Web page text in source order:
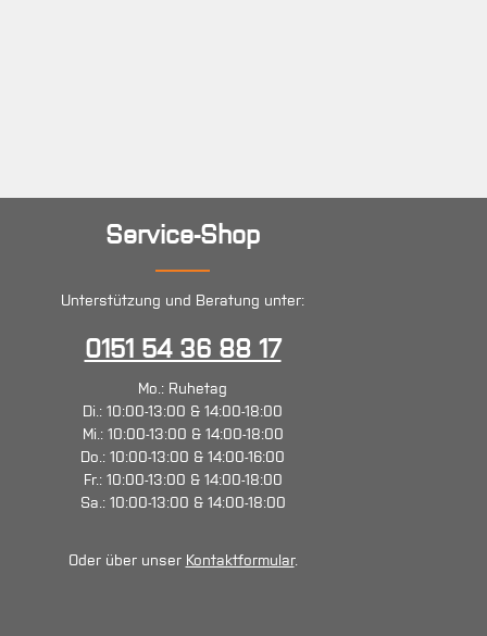
Service-Shop
Unterstützung und Beratung unter:
0151 54 36 88 17
Mo.: Ruhetag
Di.: 10:00-13:00 & 14:00-18:00
Mi.: 10:00-13:00 & 14:00-18:00
Do.: 10:00-13:00 & 14:00-16:00
Fr.: 10:00-13:00 & 14:00-18:00
Sa.: 10:00-13:00 & 14:00-18:00
Oder über unser Kontaktformular.